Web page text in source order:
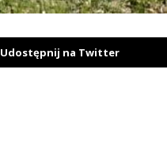
Udostępnij na Twitter